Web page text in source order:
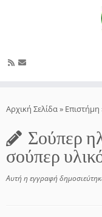
στο
Αρχική Σελίδα» Επιστήμη
Σούπερ
σούπερ
Αυτή η εγγραφή